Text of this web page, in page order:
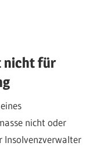
nicht für
nicht oder
Insolvenzverwalter